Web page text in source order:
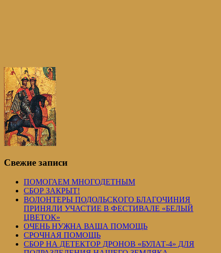
Свежие записи
ПОМОГАЕМ МНОГОДЕТНЫМ
СБОР ЗАКРЫТ!
ВОЛОНТЕРЫ ПОДОЛЬСКОГО БЛАГОЧИНИЯ
ПРИНЯЛИ УЧАСТИЕ В ФЕСТИВАЛЕ «БЕЛЫЙ
ЦВЕТОК»
ОЧЕНЬ НУЖНА ВАША ПОМОЩЬ
СРОЧНАЯ ПОМОЩЬ
СБОР НА ДЕТЕКТОР ДРОНОВ «БУЛАТ-4» ДЛЯ